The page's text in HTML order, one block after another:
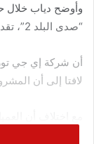
وأوضح دياب خلال
“صدى البلد 2”، تقديم الإعلامية منال السعيد ،
أن شركة إي جي
لافتا إلى أن